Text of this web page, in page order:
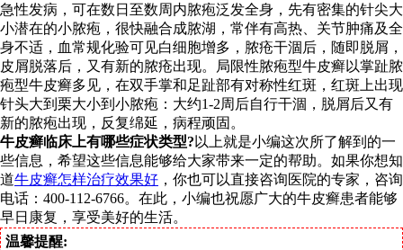
急性发病，可在数日至数周内脓疱泛发全身，先有密集的针尖大
小潜在的小脓疱，很快融合成脓湖，常伴有高热、关节肿痛及全
身不适，血常规化验可见白细胞增多，脓疮干涸后，随即脱屑，
皮屑脱落后，又有新的脓疮出现。局限性脓疱型牛皮癣以掌趾脓
疱型牛皮癣多见，在双手掌和足趾部有对称性红斑，红斑上出现
针头大到栗大小到小脓疱：大约1-2周后自行干涸，脱屑后又有
新的脓疱出现，反复绵延，病程顽固。
牛皮癣临床上有哪些症状类型? 以上就是小编这次所了解到的一
些信息，希望这些信息能够给大家带来一定的帮助。如果你想知
道牛皮癣怎样治疗效果好 ，你也可以直接咨询医院的专家，咨询
电话：400-112-6766。在此，小编也祝愿广大的牛皮癣患者能够
早日康复，享受美好的生活。
温馨提醒: